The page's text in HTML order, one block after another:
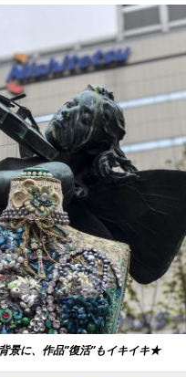
景に、作品”復活”もイキイキ★